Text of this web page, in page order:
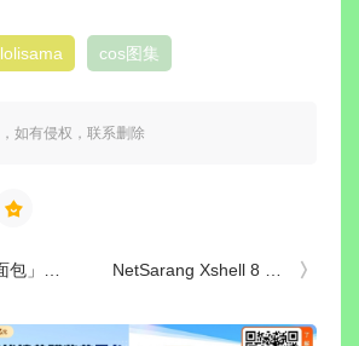
cos图集
如有侵权，联系删除
博主的甜蜜魔法 NetSarang Xshell 8 Build 0102 中文绿色特别版